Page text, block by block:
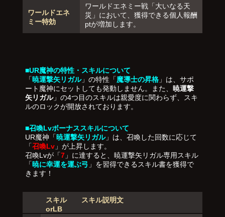
ワールドエネ
ミー特効
ワールドエネミー戦「大いなる天
災」において、獲得できる個人報酬
ptが増加します。
■UR魔神の特性・スキルについて
「暁運撃矢リガル」の特性「魔導士の昇格」は、サポ
ート魔神にセットしても発動しません。また、 暁運撃
矢リガル」の4つ目のスキルは親愛度に関わらず、スキ
ルのロックが開放されております。
■召喚Lvボーナススキルについて
UR魔神「暁運撃矢リガル」は、召喚した回数に応じて
「召喚Lv」が上昇します。
召喚Lvが「7」に達すると、暁運撃矢リガル専用スキル
「暁に幸運を運ぶ弓 」を習得できるスキル書を獲得で
きます！
スキル
orLB
スキル説明文